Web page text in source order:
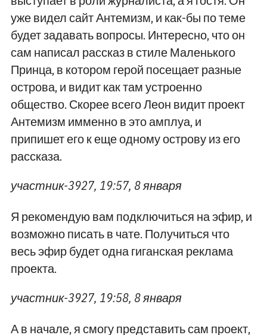
уже видел сайт Антемизм, и как-бы по теме
будет задавать вопросы. Интересно, что он
сам написал рассказ в стиле Маленького
Принца, в котором герой посещает разные
острова, и видит как там устроенно
общество. Скорее всего Леон видит проект
Антемизм имменно в это амплуа, и
припишет его к еще одному острову из его
рассказа.
участник-3927, 19:57, 8 января
Я рекомендую вам подключиться на эфир, и
возможно писать в чате. Получиться что
весь эфир будет одна гиганская реклама
проекта.
участник-3927, 19:58, 8 января
А в начале, я смогу представить сам проект,